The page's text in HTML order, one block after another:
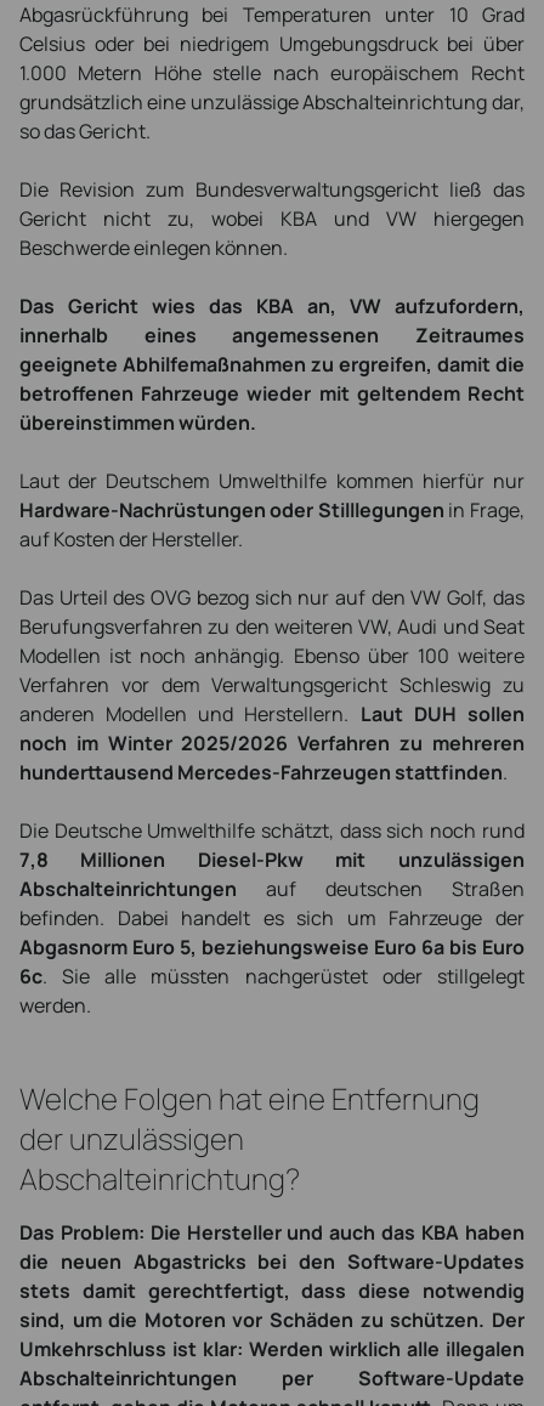
Abgasrückführung bei Temperaturen unter 10 Grad
Celsius oder bei niedrigem Umgebungsdruck bei über
1.000 Metern Höhe stelle nach europäischem Recht
grundsätzlich eine unzulässige Abschalteinrichtung dar,
so das Gericht.
Die Revision zum Bundesverwaltungsgericht ließ das
Gericht nicht zu, wobei KBA und VW hiergegen
Beschwerde einlegen können.
Das Gericht wies das KBA an, VW aufzufordern,
innerhalb eines angemessenen Zeitraumes
geeignete Abhilfemaßnahmen zu ergreifen, damit die
betroffenen Fahrzeuge wieder mit geltendem Recht
übereinstimmen würden.
Laut der Deutschem Umwelthilfe kommen hierfür nur
Hardware-Nachrüstungen oder Stilllegungen in Frage,
auf Kosten der Hersteller.
Das Urteil des OVG bezog sich nur auf den VW Golf, das
Berufungsverfahren zu den weiteren VW, Audi und Seat
Modellen ist noch anhängig. Ebenso über 100 weitere
Verfahren vor dem Verwaltungsgericht Schleswig zu
anderen Modellen und Herstellern. Laut DUH sollen
noch im Winter 2025/2026 Verfahren zu mehreren
hunderttausend Mercedes-Fahrzeugen stattfinden.
Die Deutsche Umwelthilfe schätzt, dass sich noch rund
7,8 Millionen Diesel-Pkw mit unzulässigen
Abschalteinrichtungen auf deutschen Straßen
befinden. Dabei handelt es sich um Fahrzeuge der
Abgasnorm Euro 5, beziehungsweise Euro 6a bis Euro
6c. Sie alle müssten nachgerüstet oder stillgelegt
werden.
Welche Folgen hat eine Entfernung
der unzulässigen
Abschalteinrichtung?
Das Problem: Die Hersteller und auch das KBA haben
die neuen Abgastricks bei den Software-Updates
stets damit gerechtfertigt, dass diese notwendig
sind, um die Motoren vor Schäden zu schützen. Der
Umkehrschluss ist klar: Werden wirklich alle illegalen
Abschalteinrichtungen per Software-Update